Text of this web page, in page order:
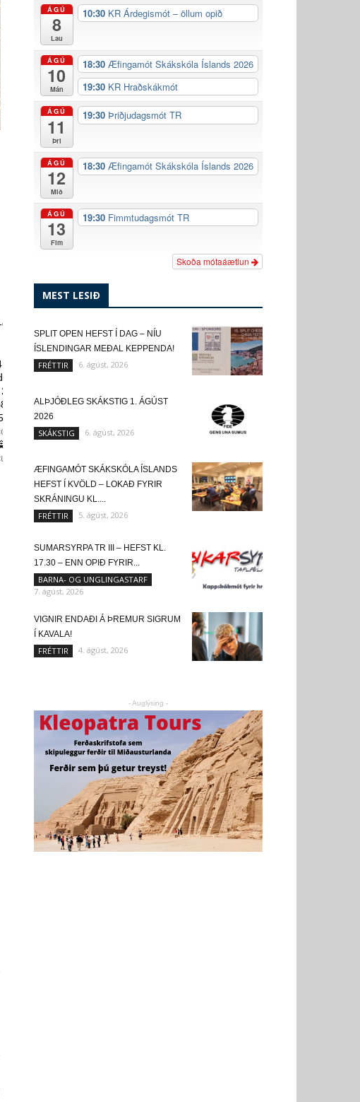
ÁGÚ
8
Lau
10:30 KR Árdegismót – öllum opið
ÁGÚ
10
Mán
18:30 Æfingamót Skákskóla Íslands 2026
19:30 KR Hraðskákmót
ÁGÚ
11
Þri
19:30 Þriðjudagsmót TR
ÁGÚ
12
Mið
18:30 Æfingamót Skákskóla Íslands 2026
ÁGÚ
13
Fim
19:30 Fimmtudagsmót TR
Skoða mótaáætlun
MEST LESIÐ
SPLIT OPEN HEFST Í DAG – NÍU
ÍSLENDINGAR MEÐAL KEPPENDA!
FRÉTTIR 6. ágúst, 2026
ALÞJÓÐLEG SKÁKSTIG 1. ÁGÚST
2026
SKÁKSTIG 6. ágúst, 2026
ÆFINGAMÓT SKÁKSKÓLA ÍSLANDS
HEFST Í KVÖLD – LOKAÐ FYRIR
SKRÁNINGU KL....
FRÉTTIR 5. ágúst, 2026
SUMARSYRPA TR III – HEFST KL.
17.30 – ENN OPIÐ FYRIR...
BARNA- OG UNGLINGASTARF
7. ágúst, 2026
VIGNIR ENDAÐI Á ÞREMUR SIGRUM
Í KAVALA!
FRÉTTIR 4. ágúst, 2026
- Auglýsing -